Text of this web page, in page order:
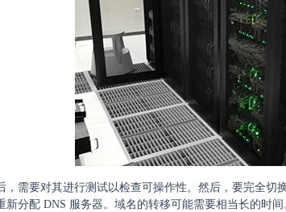
，需要对其进行测试以检查可操作性。然后，要完全
新分配 DNS 服务器。域名的转移可能需要相当长的时间